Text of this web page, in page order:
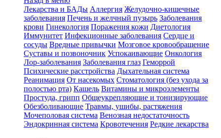
Лекарства и БАДы Аллергия Желудочно-кишечные
заболевания Печень и желчный пузырь Заболевания
крови Гинекология Поражения кожи Диетология
Иммунитет Инфекционные заболевания Сердце и
сосуды Вредные привычки Мозговое кровообращение
Суставы и позвоночник Успокаивающие Онкология
Лор-заболевания Заболевания глаз Геморрой
Психические расстройства Дыхательная система
Реанимация От насекомых Стоматология (без ухода за
полостью рта) Кашель Витамины и микроэлементы
Простуда, грипп Общеукрепляющие и тонизирующие
Обезболивающие Травмы, ушибы, растяжения
Мочеполовая система Венозная недостаточность
Эндокринная система Кровотечения Редкие лекарства